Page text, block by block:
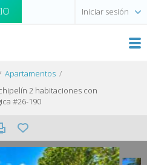
Iniciar sesión
Apartamentos
2 habitaciones con
#26-190